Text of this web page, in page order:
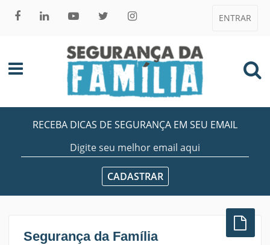
ENTRAR
RECEBA DICAS DE SEGURANÇA EM SEU EMAIL
Segurança da Família